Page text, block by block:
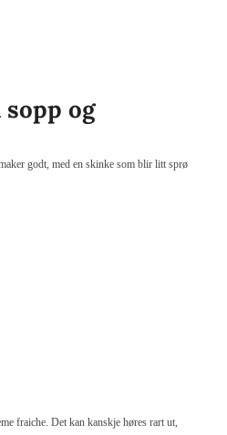
og
godt, med en skinke som blir litt sprø
fraiche. Det kan kanskje høres rart ut,